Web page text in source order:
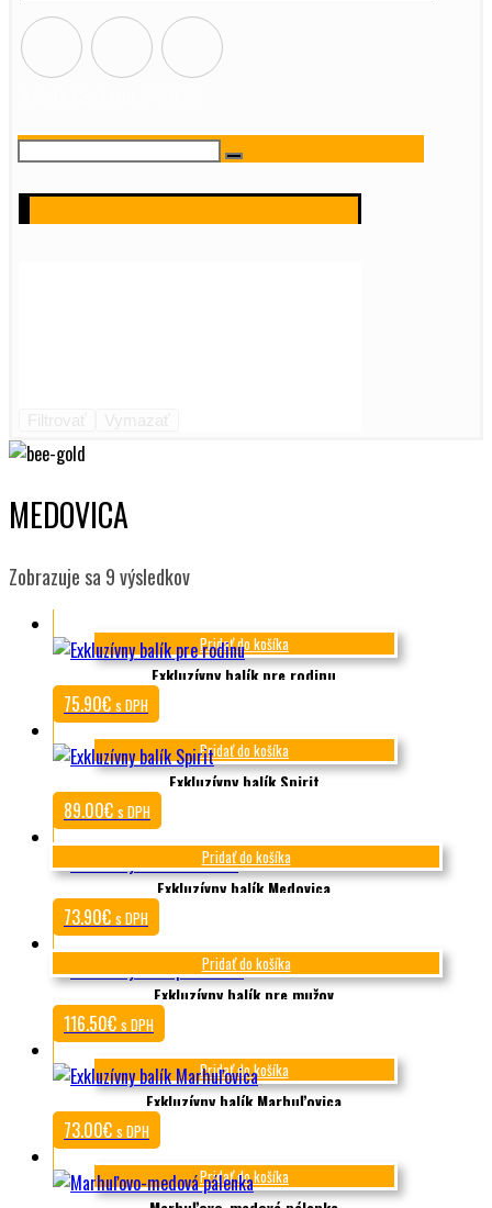
MEDOVICA
Zobrazuje sa 9 výsledkovZoradené
najnovších
Exkluzívny balík pre rodinu
75.90€ s DPH
Pridať do košíka
Exkluzívny balík Spirit
89.00€ s DPH
Pridať do košíka
Exkluzívny balík Medovica
73.90€ s DPH
Pridať do košíka
Exkluzívny balík pre mužov
116.50€ s DPH
Pridať do košíka
Exkluzívny balík Marhuľovica
73.00€ s DPH
Pridať do košíka
Pridať do košíka